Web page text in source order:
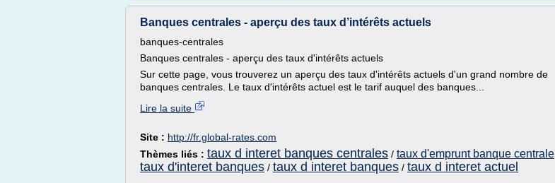
Banques centrales - aperçu des taux d’intérêts actuels
banques-centrales
Banques centrales - aperçu des taux d'intérêts actuels
Sur cette page, vous trouverez un aperçu des taux d'intérêts actuels d'un grand nombre de
banques centrales. Le taux d'intérêts actuel est le tarif auquel des banques...
Lire la suite
Site : http://fr.global-rates.com
Thèmes liés : taux d interet banques centrales / taux d'emprunt banque centrale
taux d'interet banques / taux d interet banques / taux d interet actuel